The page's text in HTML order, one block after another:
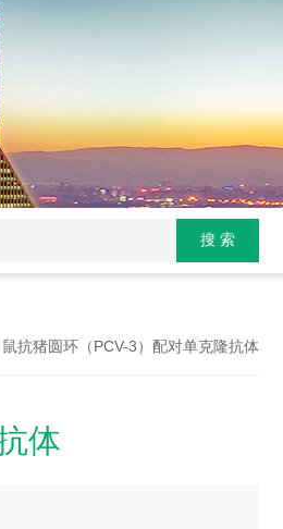
抗猪圆环（PCV-3）配对单克隆抗体
体